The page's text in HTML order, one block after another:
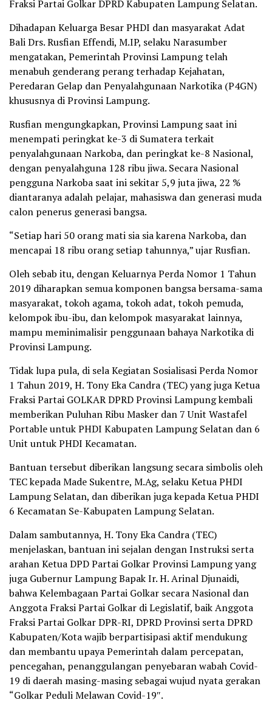
Fraksi Partai Golkar DPRD Kabupaten Lampung Selatan.
Dihadapan Keluarga Besar PHDI dan masyarakat Adat
Bali Drs. Rusfian Effendi, M.IP, selaku Narasumber
mengatakan, Pemerintah Provinsi Lampung telah
menabuh genderang perang terhadap Kejahatan,
Peredaran Gelap dan Penyalahgunaan Narkotika (P4GN)
khususnya di Provinsi Lampung.
Rusfian mengungkapkan, Provinsi Lampung saat ini
menempati peringkat ke-3 di Sumatera terkait
penyalahgunaan Narkoba, dan peringkat ke-8 Nasional,
dengan penyalahguna 128 ribu jiwa. Secara Nasional
pengguna Narkoba saat ini sekitar 5,9 juta jiwa, 22 %
diantaranya adalah pelajar, mahasiswa dan generasi muda
calon penerus generasi bangsa.
“Setiap hari 50 orang mati sia sia karena Narkoba, dan
mencapai 18 ribu orang setiap tahunnya,” ujar Rusfian.
Oleh sebab itu, dengan Keluarnya Perda Nomor 1 Tahun
2019 diharapkan semua komponen bangsa bersama-sama
masyarakat, tokoh agama, tokoh adat, tokoh pemuda,
kelompok ibu-ibu, dan kelompok masyarakat lainnya,
mampu meminimalisir penggunaan bahaya Narkotika di
Provinsi Lampung.
Tidak lupa pula, di sela Kegiatan Sosialisasi Perda Nomor
1 Tahun 2019, H. Tony Eka Candra (TEC) yang juga Ketua
Fraksi Partai GOLKAR DPRD Provinsi Lampung kembali
memberikan Puluhan Ribu Masker dan 7 Unit Wastafel
Portable untuk PHDI Kabupaten Lampung Selatan dan 6
Unit untuk PHDI Kecamatan.
Bantuan tersebut diberikan langsung secara simbolis oleh
TEC kepada Made Sukentre, M.Ag, selaku Ketua PHDI
Lampung Selatan, dan diberikan juga kepada Ketua PHDI
6 Kecamatan Se-Kabupaten Lampung Selatan.
Dalam sambutannya, H. Tony Eka Candra (TEC)
menjelaskan, bantuan ini sejalan dengan Instruksi serta
arahan Ketua DPD Partai Golkar Provinsi Lampung yang
juga Gubernur Lampung Bapak Ir. H. Arinal Djunaidi,
bahwa Kelembagaan Partai Golkar secara Nasional dan
Anggota Fraksi Partai Golkar di Legislatif, baik Anggota
Fraksi Partai Golkar DPR-RI, DPRD Provinsi serta DPRD
Kabupaten/Kota wajib berpartisipasi aktif mendukung
dan membantu upaya Pemerintah dalam percepatan,
pencegahan, penanggulangan penyebaran wabah Covid-
19 di daerah masing-masing sebagai wujud nyata gerakan
“Golkar Peduli Melawan Covid-19″.